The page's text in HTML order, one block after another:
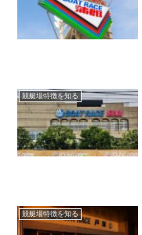
競艇場特徴を知る
競艇場特徴を知る